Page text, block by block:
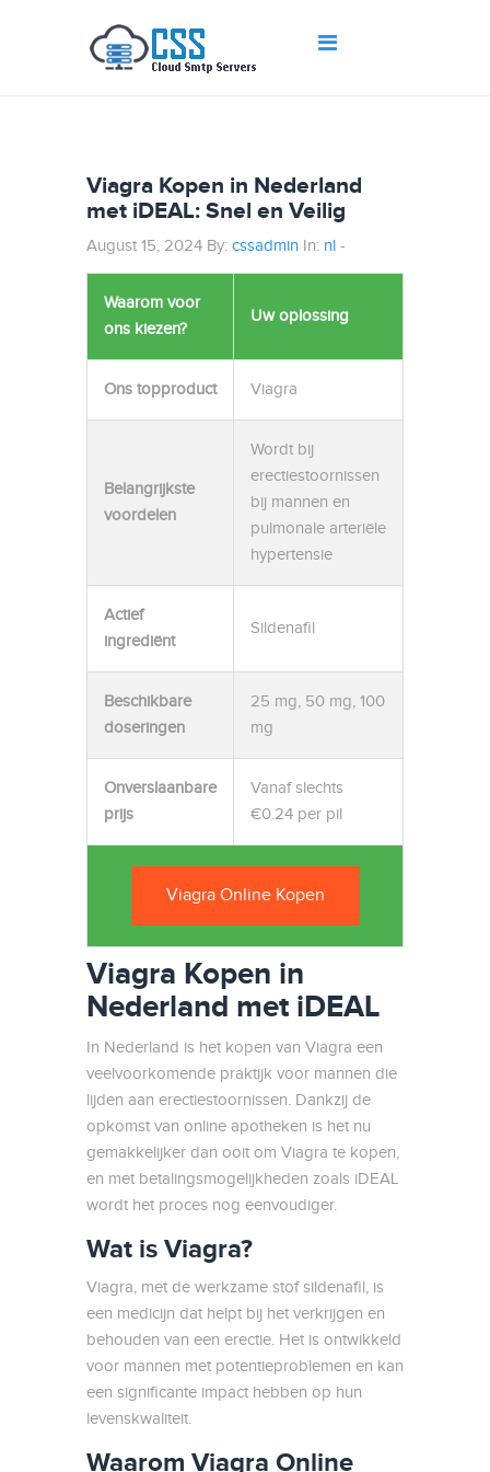
Viagra Kopen in Nederland
met iDEAL: Snel en Veilig
August 15, 2024 By: cssadmin In: nl -
Waarom voor
ons kiezen?
Uw oplossing
Ons topproduct Viagra
Belangrijkste
voordelen
Wordt bij
erectiestoornissen
bij mannen en
pulmonale arteriële
hypertensie
Actief
ingrediënt
Sildenafil
Beschikbare
doseringen
25 mg, 50 mg, 100
mg
Onverslaanbare
prijs
Vanaf slechts
€0.24 per pil
Viagra Online Kopen
Viagra Kopen in
Nederland met iDEAL
In Nederland is het kopen van Viagra een
veelvoorkomende praktijk voor mannen die
lijden aan erectiestoornissen. Dankzij de
opkomst van online apotheken is het nu
gemakkelijker dan ooit om Viagra te kopen,
en met betalingsmogelijkheden zoals iDEAL
wordt het proces nog eenvoudiger.
Wat is Viagra?
Viagra, met de werkzame stof sildenafil, is
een medicijn dat helpt bij het verkrijgen en
behouden van een erectie. Het is ontwikkeld
voor mannen met potentieproblemen en kan
een significante impact hebben op hun
levenskwaliteit.
Waarom Viagra Online